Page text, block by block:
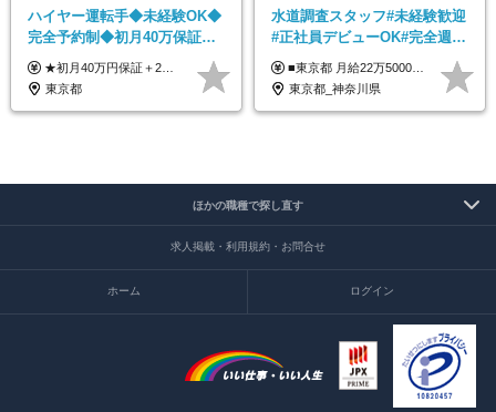
ハイヤー運転手◆未経験OK◆
完全予約制◆初月40万保証◆
平均年収600万◆約4ヶ月研修
あり◆運転は1日4hほど
★初月40万円保証＋2～6ヶ月目35万円保証 ★平均年収600万円 月給236,000円（一律手当含む）＋運転手当（運転した時間に応じて支給）＋残業代＋賞与年2回 ※基礎研修期間（10日間）は日給1万円を支給します ※試用期間中（3ヶ月）の給与・待遇に差異はありません ※残業代は全額支給します
東京都
水道調査スタッフ#未経験歓迎
#正社員デビューOK#完全週休
2日制#年休125日#資格取得支
援有#社員数千人以上
■東京都 月給22万5000円（東京地域手当3万円含）～25万円＋残業代全額支給＋各種手当 ■神奈川県 月給19万5000円～24万円＋残業代全額支給＋各種手当 ※年齢・経験を考慮し決定 ※試用期間3ヶ月（期間中の給与・待遇に差異はありません） ◆通勤手当あり（全額支給） ◆昇給年1回、賞与年2回。世界最大級の環境企業グループならではの安定した給与体系です。
東京都_神奈川県
ほかの職種で探し直す
求人掲載・利用規約・お問合せ
ホーム ログイン